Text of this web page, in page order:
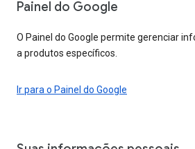
Painel do Google
O Painel do Google permite gerenciar
a produtos específicos.
Ir para o Painel do Google